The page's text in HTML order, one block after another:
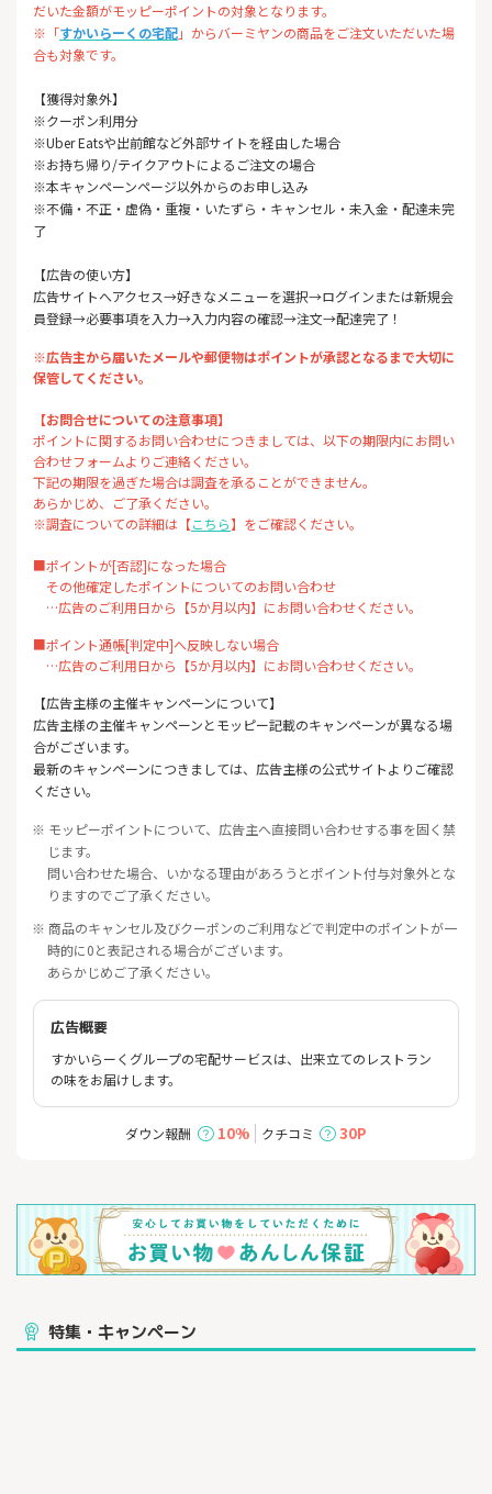
だいた金額がモッピーポイントの対象となります。
※「すかいらーくの宅配」からバーミヤンの商品をご注文いただいた場
合も対象です。
【獲得対象外】
※クーポン利用分
※Uber Eatsや出前館など外部サイトを経由した場合
※お持ち帰り/テイクアウトによるご注文の場合
※本キャンペーンページ以外からのお申し込み
※不備・不正・虚偽・重複・いたずら・キャンセル・未入金・配達未完
了
【広告の使い方】
広告サイトへアクセス→好きなメニューを選択→ログインまたは新規会
員登録→必要事項を入力→入力内容の確認→注文→配達完了！
※広告主から届いたメールや郵便物はポイントが承認となるまで大切に
保管してください。
【お問合せについての注意事項】
ポイントに関するお問い合わせにつきましては、以下の期限内にお問い
合わせフォームよりご連絡ください。
下記の期限を過ぎた場合は調査を承ることができません。
あらかじめ、ご了承ください。
※調査についての詳細は【こちら】をご確認ください。
■ポイントが[否認]になった場合
その他確定したポイントについてのお問い合わせ
…広告のご利用日から【5か月以内】にお問い合わせください。
■ポイント通帳[判定中]へ反映しない場合
…広告のご利用日から【5か月以内】にお問い合わせください。
【広告主様の主催キャンペーンについて】
広告主様の主催キャンペーンとモッピー記載のキャンペーンが異なる場
合がございます。
最新のキャンペーンにつきましては、広告主様の公式サイトよりご確認
ください。
※ モッピーポイントについて、広告主へ直接問い合わせする事を固く禁
じます。
問い合わせた場合、いかなる理由があろうとポイント付与対象外とな
りますのでご了承ください。
※ 商品のキャンセル及びクーポンのご利用などで判定中のポイントが一
時的に0と表記される場合がございます。
あらかじめご了承ください。
広告概要
すかいらーくグループの宅配サービスは、出来立てのレストラン
の味をお届けします。
ダウン報酬 10% クチコミ 30P
特集・キャンペーン